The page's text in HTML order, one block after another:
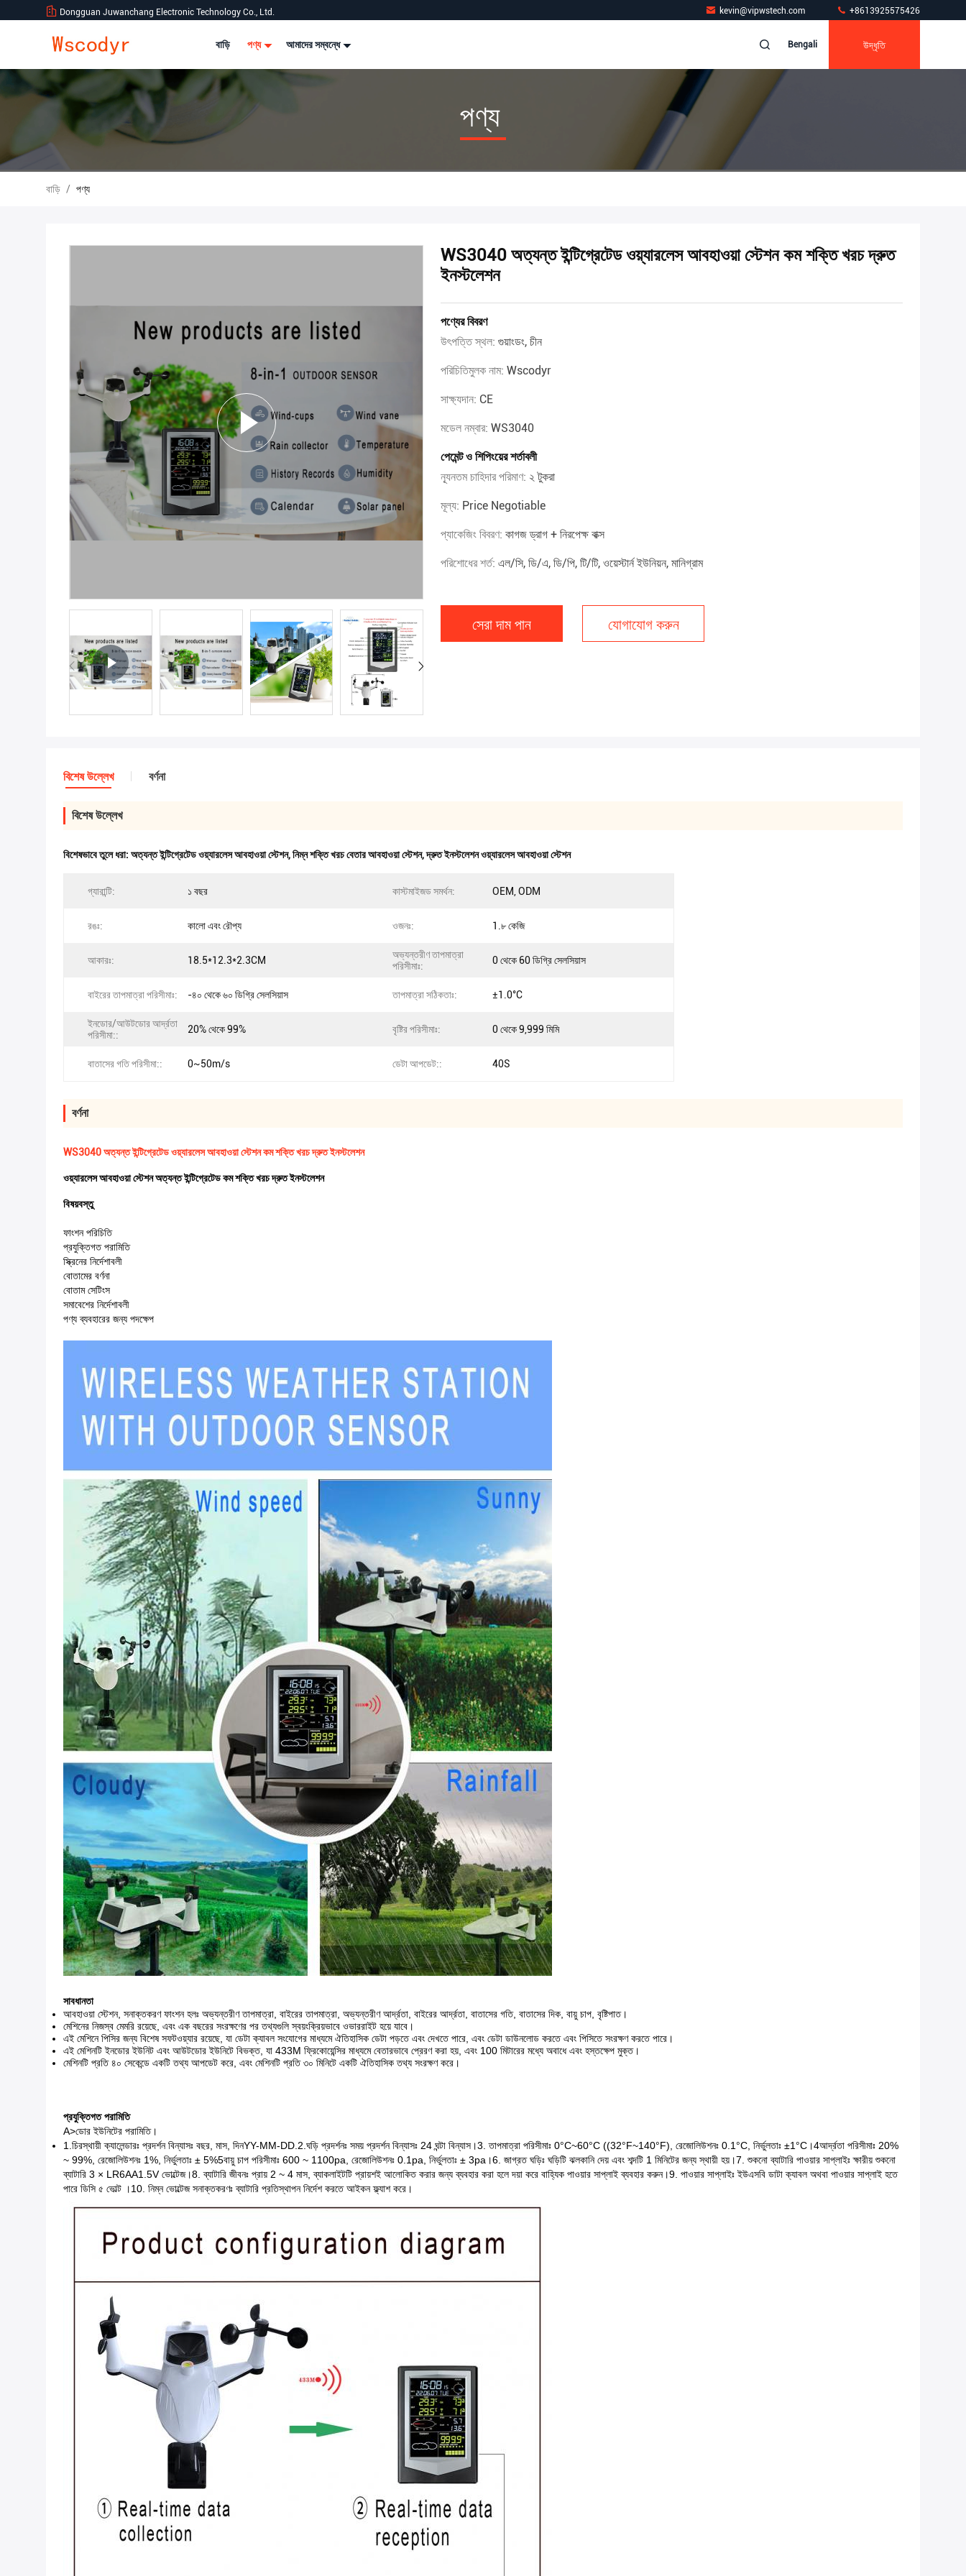
Dongguan Juwanchang Electronic Technology Co., Ltd. kevin@vipwstech.com +8613925575426
বাড়ি পণ্য আমাদের সম্বন্ধে Bengali উদ্ধৃতি
পণ্য
বাড়ি / পণ্য
WS3040 অত্যন্ত ইন্টিগ্রেটেড ওয়্যারলেস আবহাওয়া স্টেশন কম শক্তি খরচ দ্রুত
ইনস্টলেশন
পণ্যের বিবরণ
উৎপত্তি স্থল: গুয়াংডং, চীন
পরিচিতিমুলক নাম: Wscodyr
সাক্ষ্যদান: CE
মডেল নম্বার: WS3040
পেমেন্ট ও শিপিংয়ের শর্তাবলী
ন্যূনতম চাহিদার পরিমাণ: ২ টুকরা
মূল্য: Price Negotiable
প্যাকেজিং বিবরণ: কাগজ ড্রাগ + নিরপেক্ষ বাক্স
পরিশোধের শর্ত: এল/সি, ডি/এ, ডি/পি, টি/টি, ওয়েস্টার্ন ইউনিয়ন, মানিগ্রাম
সেরা দাম পান যোগাযোগ করুন
বিশেষ উল্লেখ বর্ণনা
বিশেষ উল্লেখ
বিশেষভাবে তুলে ধরা: অত্যন্ত ইন্টিগ্রেটেড ওয়্যারলেস আবহাওয়া স্টেশন,নিম্ন শক্তি খরচ বেতার আবহাওয়া স্টেশন,দ্রুত ইনস্টলেশন ওয়্যারলেস আবহাওয়া স্টেশন
গ্যারান্টি: ১ বছর কাস্টমাইজড সমর্থন: OEM, ODM
রঙঃ: কালো এবং রৌপ্য ওজনঃ: 1.৮ কেজি
আকারঃ: 18.5*12.3*2.3CM
অভ্যন্তরীণ তাপমাত্রা
পরিসীমাঃ:
0 থেকে 60 ডিগ্রি সেলসিয়াস
বাইরের তাপমাত্রা পরিসীমাঃ: -৪০ থেকে ৬০ ডিগ্রি সেলসিয়াস তাপমাত্রা সঠিকতাঃ: ±1.0°C
ইনডোর/আউটডোর আর্দ্রতা
পরিসীমা::
20% থেকে 99% বৃষ্টির পরিসীমাঃ: 0 থেকে 9,999 মিমি
বাতাসের গতি পরিসীমা:: 0~50m/s ডেটা আপডেট:: 40S
বর্ণনা
WS3040 অত্যন্ত ইন্টিগ্রেটেড ওয়্যারলেস আবহাওয়া স্টেশন কম শক্তি খরচ দ্রুত ইনস্টলেশন
ওয়্যারলেস আবহাওয়া স্টেশন অত্যন্ত ইন্টিগ্রেটেড কম শক্তি খরচ দ্রুত ইনস্টলেশন
বিষয়বস্তু
ফাংশন পরিচিতি
প্রযুক্তিগত পরামিতি
স্ক্রিনের নির্দেশাবলী
বোতামের বর্ণনা
বোতাম সেটিংস
সমাবেশের নির্দেশাবলী
পণ্য ব্যবহারের জন্য পদক্ষেপ
সাবধানতা
আবহাওয়া স্টেশন, সনাক্তকরণ ফাংশন হলঃ অভ্যন্তরীণ তাপমাত্রা, বাইরের তাপমাত্রা, অভ্যন্তরীণ আর্দ্রতা, বাইরের আর্দ্রতা, বাতাসের গতি, বাতাসের দিক, বায়ু চাপ, বৃষ্টিপাত।
মেশিনের নিজস্ব মেমরি রয়েছে, এবং এক বছরের সংরক্ষণের পর তথ্যগুলি স্বয়ংক্রিয়ভাবে ওভাররাইট হয়ে যাবে।
এই মেশিনে পিসির জন্য বিশেষ সফটওয়্যার রয়েছে, যা ডেটা ক্যাবল সংযোগের মাধ্যমে ঐতিহাসিক ডেটা পড়তে এবং দেখতে পারে, এবং ডেটা ডাউনলোড করতে এবং পিসিতে সংরক্ষণ করতে পারে।
এই মেশিনটি ইনডোর ইউনিট এবং আউটডোর ইউনিটে বিভক্ত, যা 433M ফ্রিকোয়েন্সির মাধ্যমে বেতারভাবে প্রেরণ করা হয়, এবং 100 মিটারের মধ্যে অবাধে এবং হস্তক্ষেপ মুক্ত।
মেশিনটি প্রতি ৪০ সেকেন্ডে একটি তথ্য আপডেট করে, এবং মেশিনটি প্রতি ৩০ মিনিটে একটি ঐতিহাসিক তথ্য সংরক্ষণ করে।
প্রযুক্তিগত পরামিতি
A>ডোর ইউনিটের পরামিতি।
1. চিরস্থায়ী ক্যালেন্ডারঃ প্রদর্শন বিন্যাসঃ বছর, মাস, দিনYY-MM-DD.2. ঘড়ি প্রদর্শনঃ সময় প্রদর্শন বিন্যাসঃ 24 ঘন্টা বিন্যাস।3. তাপমাত্রা পরিসীমাঃ 0°C~60°C ((32°F~140°F), রেজোলিউশনঃ 0.1°C, নির্ভুলতাঃ ±1°C।4আর্দ্রতা পরিসীমাঃ 20%
~ 99%, রেজোলিউশনঃ 1%, নির্ভুলতাঃ ± 5%5বায়ু চাপ পরিসীমাঃ 600 ~ 1100pa, রেজোলিউশনঃ 0.1pa, নির্ভুলতাঃ ± 3pa।6. জাগ্রত ঘড়িঃ ঘড়িটি ঝলকানি দেয় এবং শব্দটি 1 মিনিটের জন্য স্থায়ী হয়।7. শুকনো ব্যাটারি পাওয়ার সাপ্লাইঃ ক্ষারীয় শুকনো
ব্যাটারি 3 × LR6AA1.5V ভোল্টেজ।8. ব্যাটারি জীবনঃ প্রায় 2 ~ 4 মাস, ব্যাকলাইটটি প্রায়শই আলোকিত করার জন্য ব্যবহার করা হলে দয়া করে বাহ্যিক পাওয়ার সাপ্লাই ব্যবহার করুন।9. পাওয়ার সাপ্লাইঃ ইউএসবি ডাটা ক্যাবল অথবা পাওয়ার সাপ্লাই হতে
পারে ডিসি ৫ ভোল্ট ।10. নিম্ন ভোল্টেজ সনাক্তকরণঃ ব্যাটারি প্রতিস্থাপন নির্দেশ করতে আইকন ফ্ল্যাশ করে।